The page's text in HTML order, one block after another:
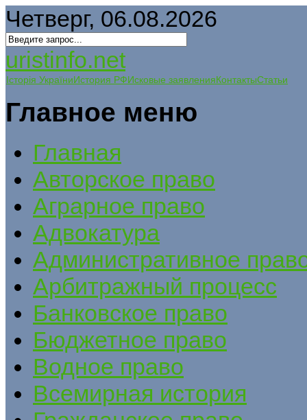
Четверг, 06.08.2026
uristinfo.net
Історія УкраїниИстория РФИсковые заявленияКонтактыСтатьи
Главное меню
Главная
Авторское право
Аграрное право
Адвокатура
Административное
Арбитражный процесс
Банковское право
Бюджетное право
Водное право
Всемирная история